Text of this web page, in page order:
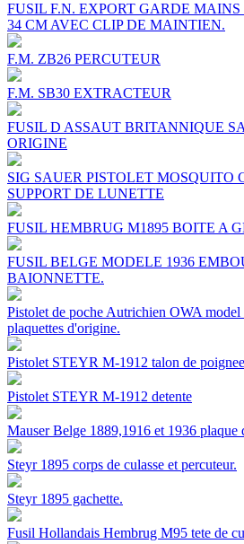
FUSIL F.N. EXPORT GARDE
34 CM AVEC CLIP DE MAINTIEN.
F.M. ZB26 PERCUTEUR
F.M. SB30 EXTRACTEUR
FUSIL D ASSAUT BRITANNIQUE
ORIGINE
SIG SAUER PISTOLET MOSQUITO
SUPPORT DE LUNETTE
FUSIL HEMBRUG M1895 BOITE A
FUSIL BELGE MODELE 1936
BAIONNETTE.
Pistolet de poche Autrichien OWA
plaquettes d'origine.
Pistolet STEYR M-1912 talon de
Pistolet STEYR M-1912 detente
Mauser Belge 1889,1916 et 1936 plaque
Steyr 1895 corps de culasse et percuteur.
Steyr 1895 gachette.
Fusil Hollandais Hembrug M95 tete de